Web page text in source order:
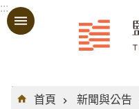
跳到主要內容區塊
:::
:::
首頁
新聞與公告